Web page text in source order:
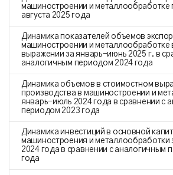
машиностроении и металлообработке
августа 2025 года
Динамика показателей объемов
машиностроении и металлообработке
выражении за январь-июнь 2025 г. в
аналогичным периодом 2024 года
Динамика объемов в стоимостном
производства в машиностроении и
январь-июль 2024 года в сравнении с
периодом 2023 года
Динамика инвестиций в основной
машиностроения и металлообработки
2024 года в сравнении с аналогичным
года